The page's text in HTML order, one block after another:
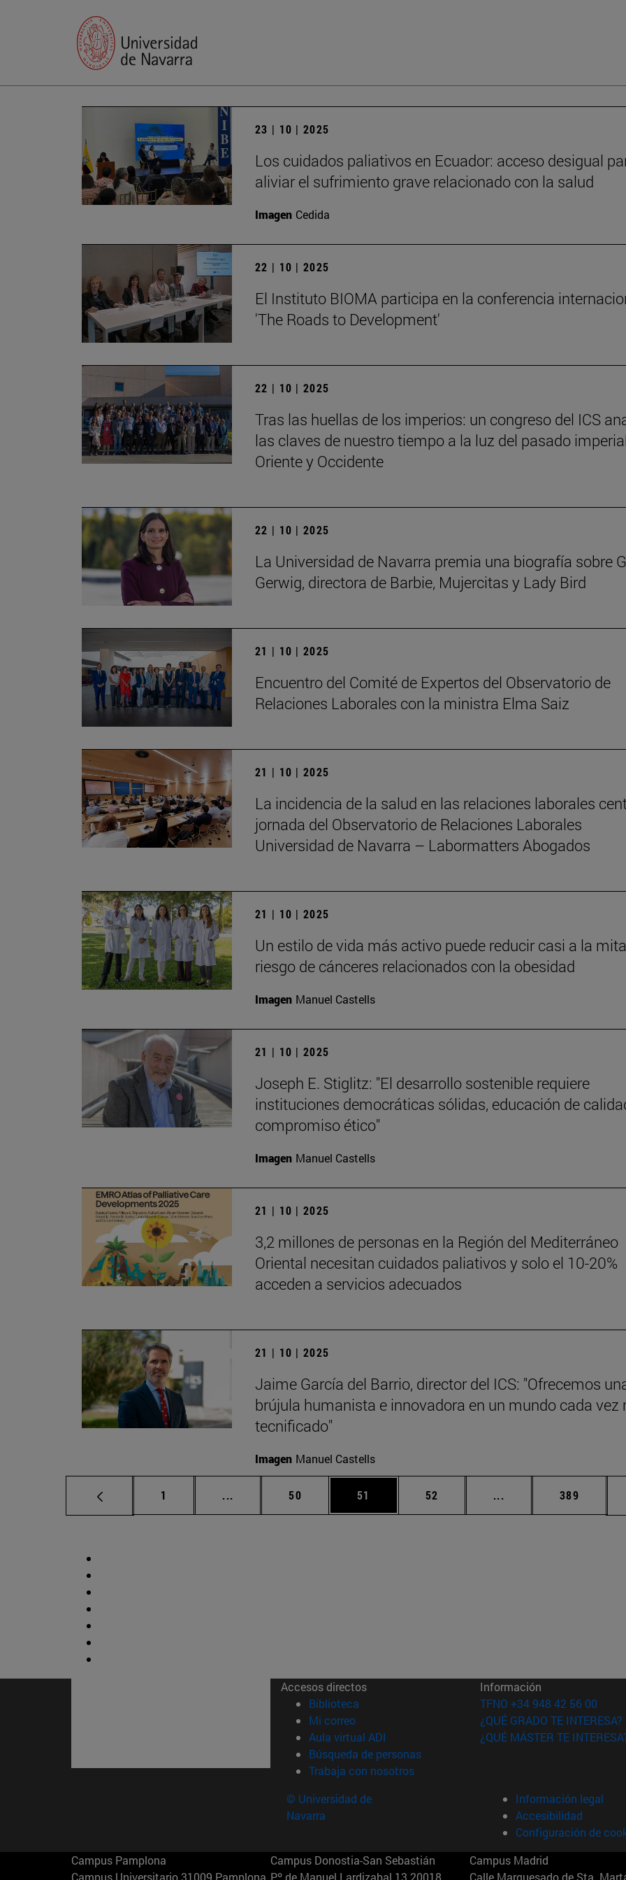
23 | 10 | 2025
Los cuidados paliativos en Ecuador: acceso desigual
aliviar el sufrimiento grave relacionado con la salud
Imagen Cedida
22 | 10 | 2025
El Instituto BIOMA participa en la conferencia
'The Roads to Development'
22 | 10 | 2025
Tras las huellas de los imperios: un congreso del ICS
las claves de nuestro tiempo a la luz del pasado
Oriente y Occidente
22 | 10 | 2025
La Universidad de Navarra premia una biografía sobre
Gerwig, directora de Barbie, Mujercitas y Lady Bird
21 | 10 | 2025
Encuentro del Comité de Expertos del Observatorio de
Relaciones Laborales con la ministra Elma Saiz
21 | 10 | 2025
La incidencia de la salud en las relaciones laborales
jornada del Observatorio de Relaciones Laborales
Universidad de Navarra – Labormatters Abogados
21 | 10 | 2025
Un estilo de vida más activo puede reducir casi a la
riesgo de cánceres relacionados con la obesidad
Imagen Manuel Castells
21 | 10 | 2025
Joseph E. Stiglitz: "El desarrollo sostenible requiere
instituciones democráticas sólidas, educación de
compromiso ético"
Imagen Manuel Castells
21 | 10 | 2025
3,2 millones de personas en la Región del Mediterráneo
Oriental necesitan cuidados paliativos y solo el 10-20%
acceden a servicios adecuados
21 | 10 | 2025
Jaime García del Barrio, director del ICS: "Ofrecemos
brújula humanista e innovadora en un mundo cada vez
tecnificado"
Imagen Manuel Castells
Página
1 ... Páginas intermedias Use TAB para desplazarse.
Página
50 Página
51 Página
52 ... Páginas intermedias
Página
389
Accesos directos
Biblioteca (abre en nueva ventana)
Mi correo(abre en nueva ventana)
Aula virtual ADI (abre en nueva ventana)
Búsqueda de personas(abre en nueva ventana)
Trabaja con nosotros(abre en nueva ventana)
Información
TFNO +34 948 42 56 00
¿QUÉ GRADO TE INTERESA?
¿QUÉ MÁSTER TE
© Universidad de
Navarra
Información legal
Accesibilidad
Configuración de
Campus Pamplona
Campus Universitario 31009 Pamplona
Campus Donostia-San Sebastián
Pº de Manuel Lardizabal 13 20018
Campus Madrid
Calle Marquesado de Sta.